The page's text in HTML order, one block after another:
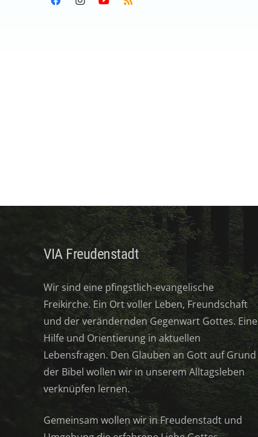
VIA Freudenstadt
Wir sind eine pfingstlich-evangelische
Freikirche. Ein Ort voller Leben, Freundschaft
und der verändernden Gegenwart Gottes. Eine
Hilfe und Orientierung in aktuellen
Lebensfragen. Den Glauben an Gott auf Grund
der Bibel wollen wir in unserem Alltagsleben
verknüpfen lernen.
Gemeinsam wollen wir in Freudenstadt und